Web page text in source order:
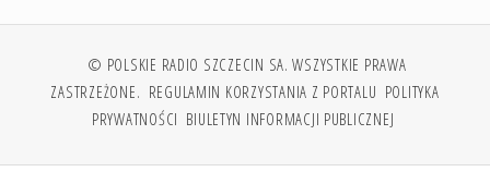
© POLSKIE RADIO SZCZECIN SA. WSZYSTKIE PRAWA
ZASTRZEŻONE. REGULAMIN KORZYSTANIA Z PORTALU POLITYKA
PRYWATNOŚCI BIULETYN INFORMACJI PUBLICZNEJ